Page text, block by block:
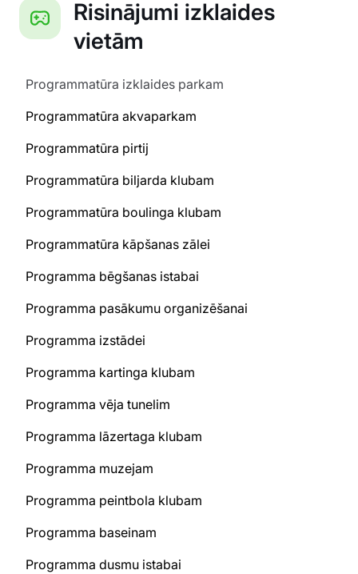
Risinājumi izklaides
vietām
Programmatūra izklaides parkam
Programmatūra akvaparkam
Programmatūra pirtij
Programmatūra biljarda klubam
Programmatūra boulinga klubam
Programmatūra kāpšanas zālei
Programma bēgšanas istabai
Programma pasākumu organizēšanai
Programma izstādei
Programma kartinga klubam
Programma vēja tunelim
Programma lāzertaga klubam
Programma muzejam
Programma peintbola klubam
Programma baseinam
Programma dusmu istabai